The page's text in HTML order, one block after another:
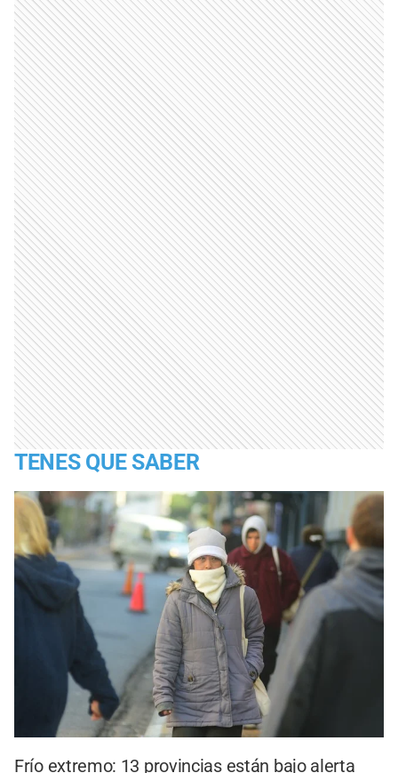
TENES QUE SABER
Frío extremo: 13 provincias están bajo alerta